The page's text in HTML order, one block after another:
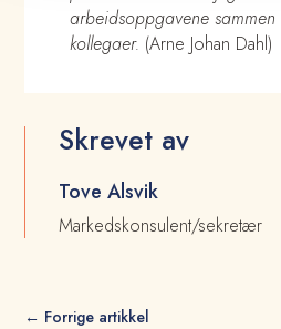
arbeidsoppgavene
kollegaer. (Arne Johan Dahl)
Skrevet av
Tove Alsvik
Markedskonsulent/sekretær
← Forrige artikkel